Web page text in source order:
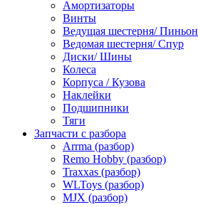
Амортизаторы
Винты
Ведущая шестерня/ Пиньон
Ведомая шестерня/ Спур
Диски/ Шины
Колеса
Корпуса / Кузова
Наклейки
Подшипники
Тяги
Запчасти с разбора
Arrma (разбор)
Remo Hobby (разбор)
Traxxas (разбор)
WLToys (разбор)
MJX (разбор)